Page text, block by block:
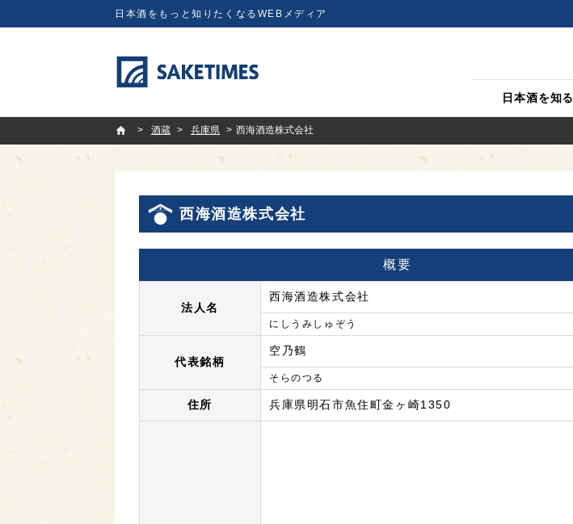
日本酒をもっと知りたくなるWEBメディア
日本酒を知る
SAKETIMES
酒蔵
兵庫県 西海酒造株式会社
西海酒造株式会社
概要
法人名
西海酒造株式会社
にしうみしゅぞう
代表銘柄
空乃鶴
そらのつる
住所 兵庫県明石市魚住町金ヶ崎1350